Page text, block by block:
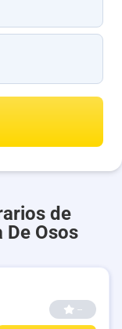
de
De Osos
--